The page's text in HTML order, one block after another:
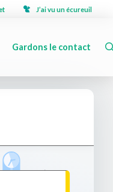
J’ai vu un écureuil
Gardons le contact